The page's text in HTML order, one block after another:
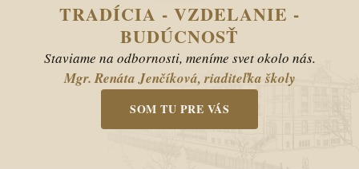
TRADÍCIA - VZDELANIE -
BUDÚCNOSŤ
Staviame na odbornosti, meníme svet okolo nás.
Mgr. Renáta Jenčíková, riaditeľka školy
SOM TU PRE VÁS